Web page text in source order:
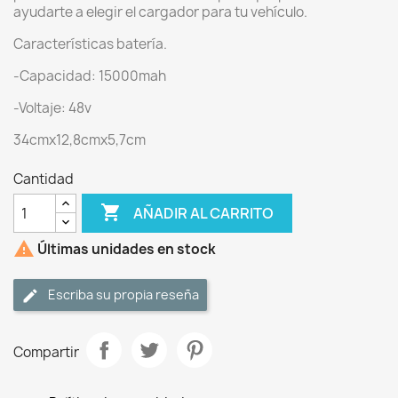
ayudarte a elegir el cargador para tu vehículo.
Características batería.
-Capacidad: 15000mah
-Voltaje: 48v
34cmx12,8cmx5,7cm
Cantidad
 AÑADIR AL CARRITO
 Últimas unidades en stock
Escriba su propia reseña
Compartir